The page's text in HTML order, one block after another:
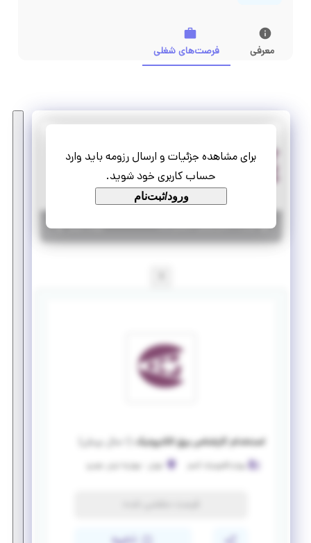
معرفی فرصت‌های شغلی
برای مشاهده جزئیات و ارسال رزومه باید وارد
حساب کاربری خود شوید.
ورود/ثبت‌نام
استخدام کارشناس برق الکترونیک
تمام وقت استخدام
تهران |۱ سال پیش | منقضی شده جزئیات بیشتر
استخدام کارشناس برق الکترونیک